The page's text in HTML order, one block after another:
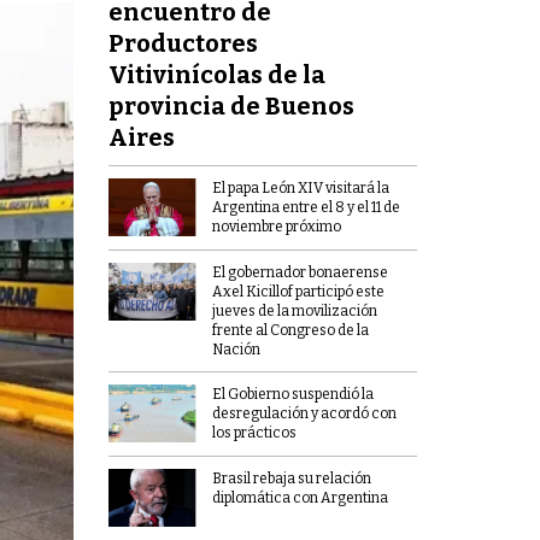
encuentro de
Productores
Vitivinícolas de la
provincia de Buenos
Aires
El papa León XIV visitará la
Argentina entre el 8 y el 11 de
noviembre próximo
El gobernador bonaerense
Axel Kicillof participó este
jueves de la movilización
frente al Congreso de la
Nación
El Gobierno suspendió la
desregulación y acordó con
los prácticos
Brasil rebaja su relación
diplomática con Argentina